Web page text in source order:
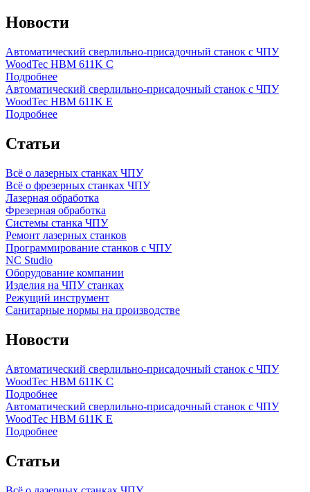
Новости
Автоматический сверлильно-присадочный станок с ЧПУ
WoodTec HBM 611K C
Подробнее
Автоматический сверлильно-присадочный станок с ЧПУ
WoodTec HBM 611K E
Подробнее
Статьи
Всё о лазерных станках ЧПУ
Всё о фрезерных станках ЧПУ
Лазерная обработка
Фрезерная обработка
Системы станка ЧПУ
Ремонт лазерных станков
Программирование станков с ЧПУ
NC Studio
Оборудование компании
Изделия на ЧПУ станках
Режущий инструмент
Санитарные нормы на производстве
Новости
Автоматический сверлильно-присадочный станок с ЧПУ
WoodTec HBM 611K C
Подробнее
Автоматический сверлильно-присадочный станок с ЧПУ
WoodTec HBM 611K E
Подробнее
Статьи